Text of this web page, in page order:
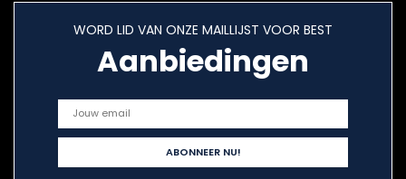
WORD LID VAN ONZE MAILLIJST VOOR BEST
Aanbiedingen